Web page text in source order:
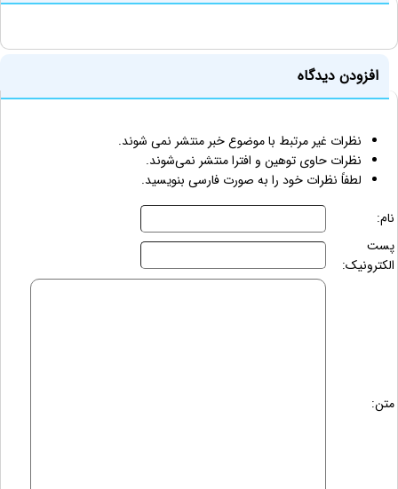
افزودن دیدگاه
نظرات غیر مرتبط با موضوع خبر منتشر نمی شوند.
نظرات حاوی توهین و افترا منتشر نمی‌شوند.
لطفاً نظرات خود را به صورت فارسی بنویسید.
نام:
پست
الکترونیک:
متن: